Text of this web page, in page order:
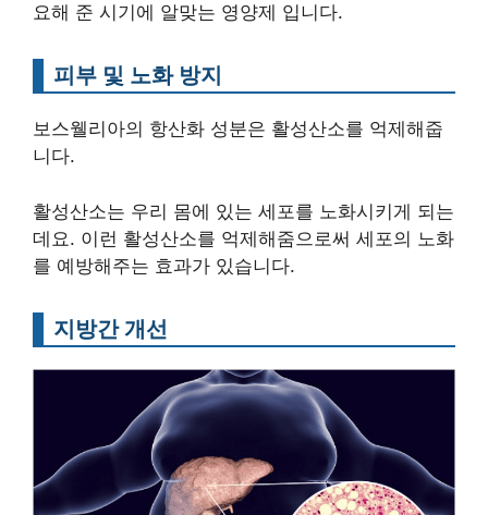
요해 준 시기에 알맞는 영양제 입니다.
피부 및 노화 방지
보스웰리아의 항산화 성분은 활성산소를 억제해줍
니다.
활성산소는 우리 몸에 있는 세포를 노화시키게 되는
데요. 이런 활성산소를 억제해줌으로써 세포의 노화
를 예방해주는 효과가 있습니다.
지방간 개선